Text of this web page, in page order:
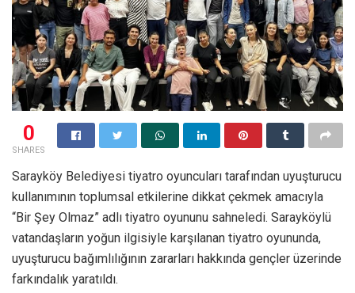
0
SHARES
Sarayköy Belediyesi tiyatro oyuncuları tarafından uyuşturucu
kullanımının toplumsal etkilerine dikkat çekmek amacıyla
“Bir Şey Olmaz” adlı tiyatro oyununu sahneledi. Sarayköylü
vatandaşların yoğun ilgisiyle karşılanan tiyatro oyununda,
uyuşturucu bağımlılığının zararları hakkında gençler üzerinde
farkındalık yaratıldı.